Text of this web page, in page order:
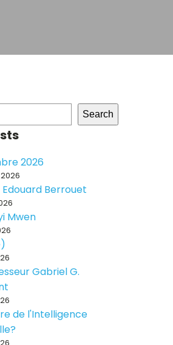
Search
2026
Edouard Berrouet
Mwen
Gabriel G.
de l'Intelligence